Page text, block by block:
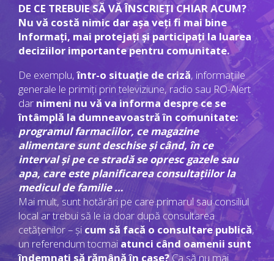
DE CE TREBUIE SĂ VĂ ÎNSCRIEȚI CHIAR ACUM?
Nu vă costă nimic dar așa veți fi mai bine
Informați, mai protejați și participați la luarea
deciziilor importante pentru comunitate.
De exemplu,într-o situație de criză, informațiile
generale le primiți prin televiziune, radio sau RO-Alert
dar nimeni nu vă va informa despre ce se
întâmplă la dumneavoastră în comunitate:
programul farmaciilor, ce magazine
alimentare sunt deschise și când, în ce
interval și pe ce stradă se opresc gazele sau
apa, care este planificarea consultațiilor la
medicul de familie …
Mai mult, sunt hotărâri pe care primarul sau consiliul
local ar trebui să le ia doar după consultarea
cetățenilor – și cum să facă o consultare publică,
un referendum tocmai atunci când oamenii sunt
îndemnați să rămână în case?Ca să nu mai